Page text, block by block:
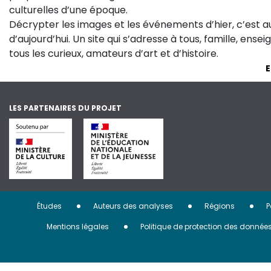
culturelles d’une époque.
Décrypter les images et les événements d’hier, c’est
d’aujourd’hui. Un site qui s’adresse à tous, famille,
tous les curieux, amateurs d’art et d’histoire.
LES PARTENAIRES DU PROJET
Menu
Pied
Études Auteurs des analyses Régions
Mentions légales
Politique de protection des